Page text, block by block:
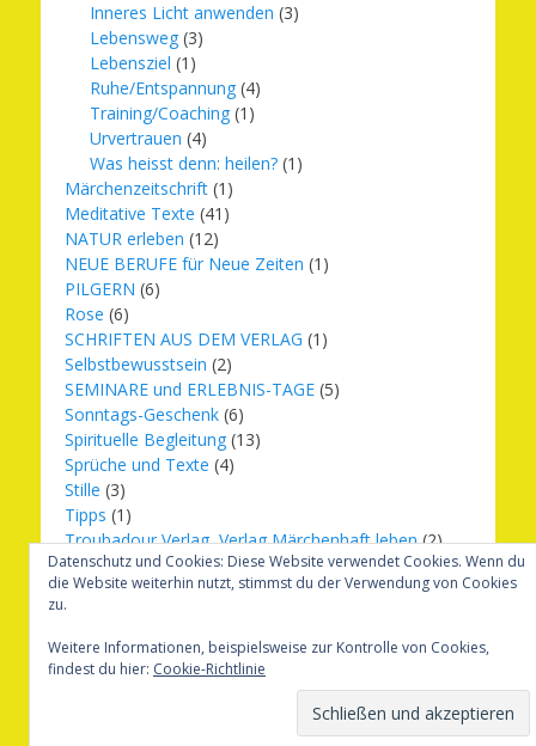
Inneres Licht anwenden (3)
Lebensweg (3)
Lebensziel (1)
Ruhe/Entspannung (4)
Training/Coaching (1)
Urvertrauen (4)
Was heisst denn: heilen? (1)
Märchenzeitschrift (1)
Meditative Texte (41)
NATUR erleben (12)
NEUE BERUFE für Neue Zeiten (1)
PILGERN (6)
Rose (6)
SCHRIFTEN AUS DEM VERLAG (1)
Selbstbewusstsein (2)
SEMINARE und ERLEBNIS-TAGE (5)
Sonntags-Geschenk (6)
Spirituelle Begleitung (13)
Sprüche und Texte (4)
Stille (3)
Tipps (1)
Troubadour Verlag, Verlag Märchenhaft leben(2)
Übungen (1)
Urbilder(20)
Verlag Märchenhaft leben
Weihnachten(16)
Datenschutz und Cookies: Diese Website verwendet Cookies. Wenn du
die Website weiterhin nutzt, stimmst du der Verwendung von Cookies
zu.
Weitere Informationen, beispielsweise zur Kontrolle von Cookies,
findest du hier: Cookie-Richtlinie
Märchenhaft und erfüllt leben. Alle